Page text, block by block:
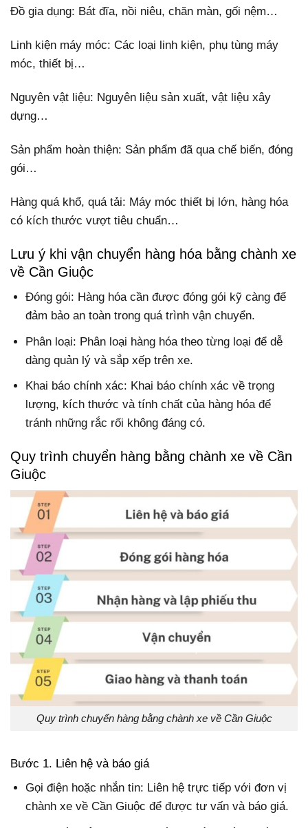
Đồ gia dụng: Bát đĩa, nồi niêu, chăn màn, gối nệm…
Linh kiện máy móc: Các loại linh kiện, phụ tùng máy
móc, thiết bị…
Nguyên vật liệu: Nguyên liệu sản xuất, vật liệu xây
dựng…
Sản phẩm hoàn thiện: Sản phẩm đã qua chế biến, đóng
gói…
Hàng quá khổ, quá tải: Máy móc thiết bị lớn, hàng hóa
có kích thước vượt tiêu chuẩn…
Lưu ý khi vận chuyển hàng hóa bằng chành xe
về Cần Giuộc
Đóng gói: Hàng hóa cần được đóng gói kỹ càng để
đảm bảo an toàn trong quá trình vận chuyển.
Phân loại: Phân loại hàng hóa theo từng loại để dễ
dàng quản lý và sắp xếp trên xe.
Khai báo chính xác: Khai báo chính xác về trọng
lượng, kích thước và tính chất của hàng hóa để
tránh những rắc rối không đáng có.
Quy trình chuyển hàng bằng chành xe về Cần
Giuộc
Quy trình chuyển hàng bằng chành xe về Cần Giuộc
Bước 1. Liên hệ và báo giá
Gọi điện hoặc nhắn tin: Liên hệ trực tiếp với đơn vị
chành xe về Cần Giuộc để được tư vấn và báo giá.